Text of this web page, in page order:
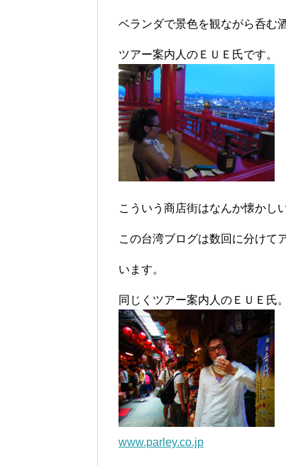
ベランダで景色を観ながら呑む
ツアー案内人のＥＵＥ氏です。
こういう商店街はなんか懐かし
この台湾ブログは数回に分けて
います。
同じくツアー案内人のＥＵＥ氏。
www.parley.co.jp